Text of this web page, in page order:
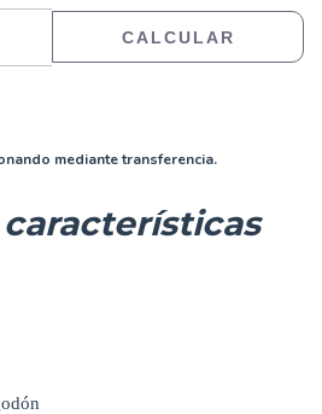
CALCULAR
mediante transferencia.